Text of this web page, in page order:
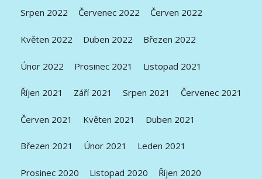
Srpen 2022 Červenec 2022 Červen 2022
Květen 2022 Duben 2022 Březen 2022
Únor 2022 Prosinec 2021 Listopad 2021
Říjen 2021 Září 2021 Srpen 2021 Červenec 2021
Červen 2021 Květen 2021 Duben 2021
Březen 2021 Únor 2021 Leden 2021
Prosinec 2020 Listopad 2020 Říjen 2020